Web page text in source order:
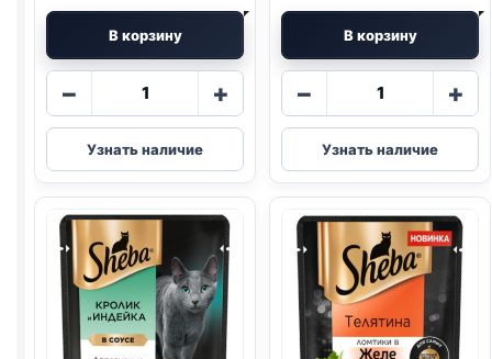
В корзину
−
Количество
Sheba
Craft
(КУРИЦА)
75г
+
Узнать наличие
В корзину
−
Количество
Sheba
(КУРИЦА
И
75г
+
Узнать наличие